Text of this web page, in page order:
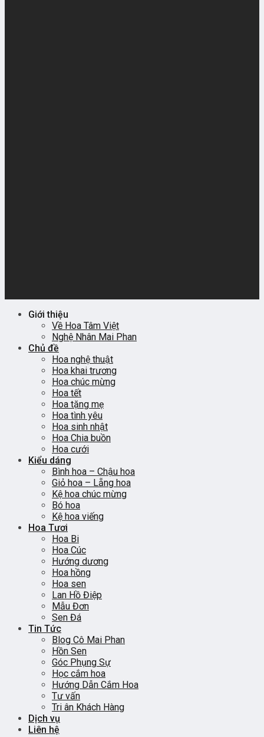
Giới thiệu
Về Hoa Tâm Việt
Nghệ Nhân Mai Phan
Chủ đề
Hoa nghệ thuật
Hoa khai trương
Hoa chúc mừng
Hoa tết
Hoa tặng mẹ
Hoa tình yêu
Hoa sinh nhật
Hoa Chia buồn
Hoa cưới
Kiểu dáng
Bình hoa – Chậu hoa
Giỏ hoa – Lẵng hoa
Kệ hoa chúc mừng
Bó hoa
Kệ hoa viếng
Hoa Tươi
Hoa Bi
Hoa Cúc
Hướng dương
Hoa hồng
Hoa sen
Lan Hồ Điệp
Mẫu Đơn
Sen Đá
Tin Tức
Blog Cô Mai Phan
Hồn Sen
Góc Phụng Sự
Học cắm hoa
Hướng Dẫn Cắm Hoa
Tư vấn
Tri ân Khách Hàng
Dịch vụ
Liên hệ